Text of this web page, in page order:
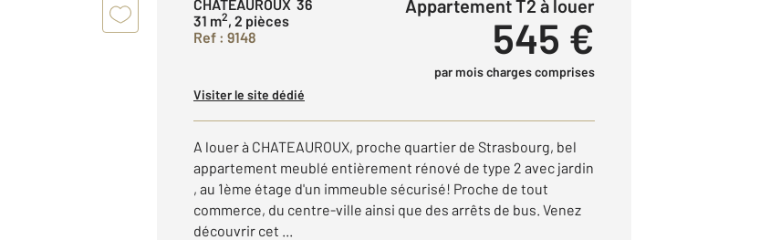
CHATEAUROUX 36
31 m2, 2 pièces
Ref : 9148
Appartement T2 à louer
545 €
par mois charges comprises
Visiter le site dédié
A louer à CHATEAUROUX, proche quartier de Strasbourg, bel
appartement meublé entièrement rénové de type 2 avec jardin
, au 1ème étage d'un immeuble sécurisé! Proche de tout
commerce, du centre-ville ainsi que des arrêts de bus. Venez
découvrir cet ...